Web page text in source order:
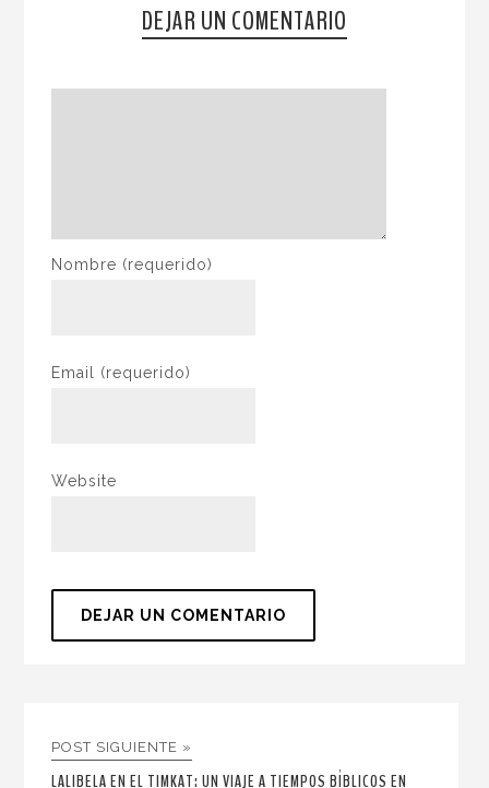
DEJAR UN COMENTARIO
Nombre (requerido)
Email (requerido)
Website
POST SIGUIENTE »
LALIBELA EN EL TIMKAT: UN VIAJE A TIEMPOS BÍBLICOS EN